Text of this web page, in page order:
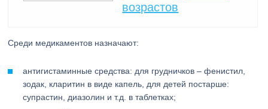
возрастов
Среди медикаментов назначают:
антигистаминные средства: для грудничков – фенистил,
зодак, кларитин в виде капель, для детей постарше:
супрастин, диазолин и т.д. в таблетках;